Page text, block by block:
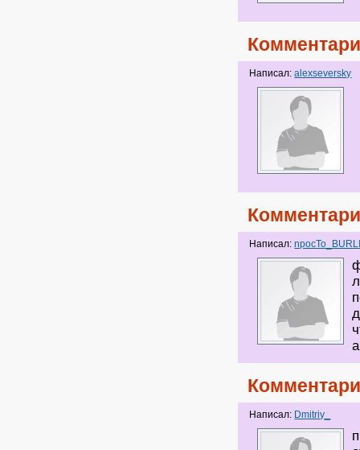
Написал:alexseversky
Написал:
Написал: Dmitriy_